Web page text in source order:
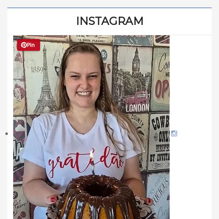
INSTAGRAM
Pin